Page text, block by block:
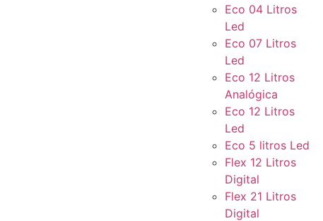
Eco 04 Litros
Led
Eco 07 Litros
Led
Eco 12 Litros
Analógica
Eco 12 Litros
Led
Eco 5 litros Led
Flex 12 Litros
Digital
Flex 21 Litros
Digital